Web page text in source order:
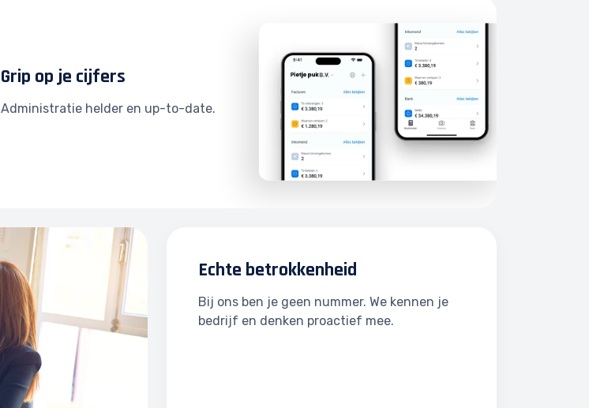
Grip op je cijfers
Administratie helder en up-to-date.
Echte betrokkenheid
Bij ons ben je geen nummer. We kennen je
bedrijf en denken proactief mee.